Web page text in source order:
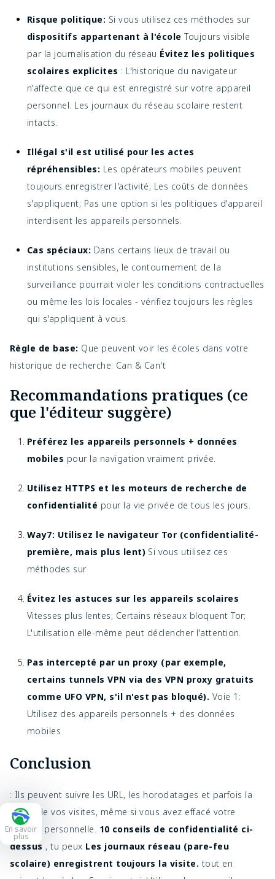
Risque politique: Si vous utilisez ces méthodes sur
dispositifs appartenant à l'écoleToujours visible
par la journalisation du réseau Évitez les politiques
scolaires explicites : L'historique du navigateur
n'affecte que ce qui est enregistré sur votre appareil
personnel. Les journaux du réseau scolaire restent
intacts.
Illégal s'il est utilisé pour les actes
répréhensibles: Les opérateurs mobiles peuvent
toujours enregistrer l'activité; Les coûts de données
s'appliquent; Pas une option si les politiques d'appareil
interdisent les appareils personnels.
Cas spéciaux: Dans certains lieux de travail ou
institutions sensibles, le contournement de la
surveillance pourrait violer les conditions contractuelles
ou même les lois locales - vérifiez toujours les règles
qui s'appliquent à vous.
Règle de base: Que peuvent voir les écoles dans votre
historique de recherche: Can & Can't
Recommandations pratiques (ce
que l'éditeur suggère)
Préférez les appareils personnels + données
mobiles pour la navigation vraiment privée.
Utilisez HTTPS et les moteurs de recherche de
confidentialité pour la vie privée de tous les jours.
Way7: Utilisez le navigateur Tor (confidentialité-
première, mais plus lent) Si vous utilisez ces
méthodes sur
Évitez les astuces sur les appareils scolaires
Vitesses plus lentes; Certains réseaux bloquent Tor;
L'utilisation elle-même peut déclencher l'attention.
Pas intercepté par un proxy (par exemple,
certains tunnels VPN via des VPN proxy gratuits
comme UFO VPN, s'il n'est pas bloqué). Voie 1:
Utilisez des appareils personnels + des données
mobiles
Conclusion
: Ils peuvent suivre les URL, les horodatages et parfois la
durée de vos visites, même si vous avez effacé votre
histoire personnelle. 10 conseils de confidentialité ci-
dessus , tu peux Les journaux réseau (pare-feu
scolaire) enregistrent toujours la visite. tout en
En savoir
plus